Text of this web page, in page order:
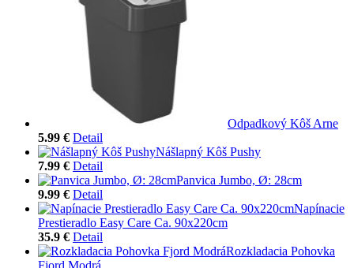
Odpadkový Kôš Arne
5.99 € Detail
Nášlapný Kôš Pushy
7.99 € Detail
Panvica Jumbo, Ø: 28cm
9.99 € Detail
Napínacie
Prestieradlo Easy Care Ca. 90x220cm
35.9 € Detail
Rozkladacia Pohovka
Fjord Modrá